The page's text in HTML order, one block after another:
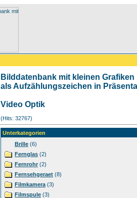
Bilddatenbank mit kleinen
als Aufzählungszeichen in
Video Optik
(Hits: 32767)
Unterkategorien
Brille (6)
Fernglas (2)
Fernrohr(2)
Fernsehgeraet (8)
Filmkamera (3)
Filmspule (3)